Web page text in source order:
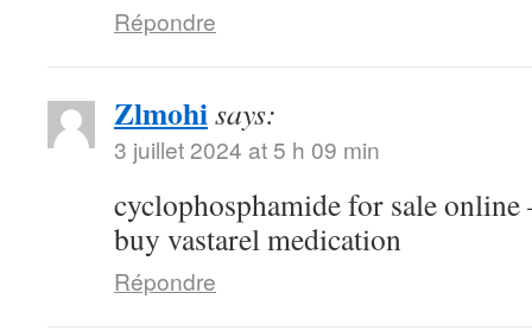
Répondre
Zlmohisays:
3 juillet 2024 at 5 h 09 min
cyclophosphamide for sale
buy vastarel medication
Répondre